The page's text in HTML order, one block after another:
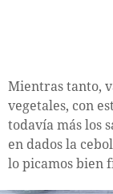
Mientras tanto,
vegetales, con
todavía más los
en dados la
lo picamos bien